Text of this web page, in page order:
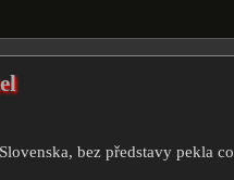
bez představy pekla